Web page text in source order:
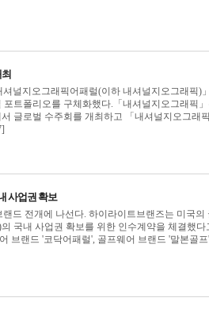
널지오그래픽어패럴(이하 내셔널지오그래픽)
트폴리오를 구체화했다.「내셔널지오그래픽
글로벌 수주회를 개최하고 「내셔널지오그래픽
사업권 확보
드 전개에 나선다. 하이라이트브랜즈는 미국의
국내 사업권 확보를 위한 인수계약을 체결했다
브랜드 '코닥어패럴', 골프웨어 브랜드 '말본골프